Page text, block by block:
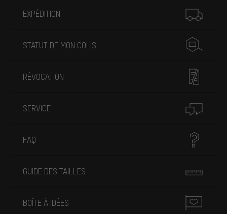
EXPÉDITION
STATUT DE MON COLIS
RÉVOCATION
SERVICE
FAQ
GUIDE DES TAILLES
BOÎTE À IDÉES